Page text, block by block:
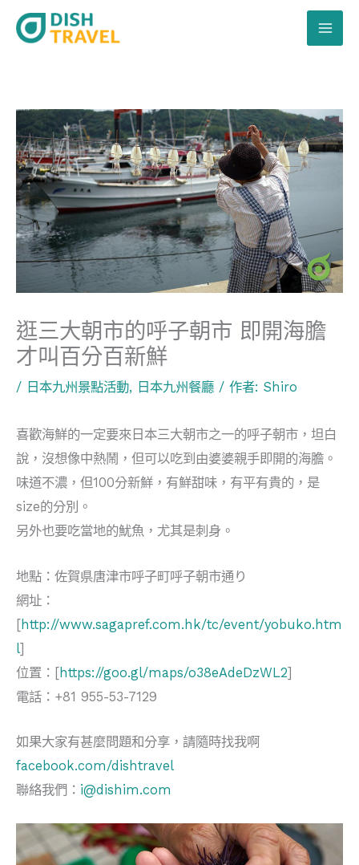
逛三大朝市的呼子朝市 即開海膽
才叫百分百新鮮
/ 日本九州景點活動, 日本九州餐廳 / 作者: Shiro
喜歡海鮮的一定要來日本三大朝市之一的呼子朝市，坦白
說，沒想像中熱鬧，但可以吃到由婆婆親手即開的海膽。
味道不濃，但100分新鮮，有鮮甜味，有平有貴的，是
size的分別。
另外也要吃當地的魷魚，尤其是刺身。
地點：佐賀県唐津市呼子町呼子朝市通り
網址：
[http://www.sagapref.com.hk/tc/event/yobuko.htm
l]
位置：[https://goo.gl/maps/o38eAdeDzWL2]
電話：+81 955-53-7129
如果大家有甚麼問題和分享，請隨時找我啊
facebook.com/dishtravel
聯絡我們： i@dishim.com